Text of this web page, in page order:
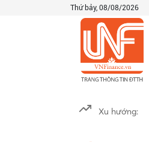
Thứ bảy, 08/08/2026
Xu hướng: